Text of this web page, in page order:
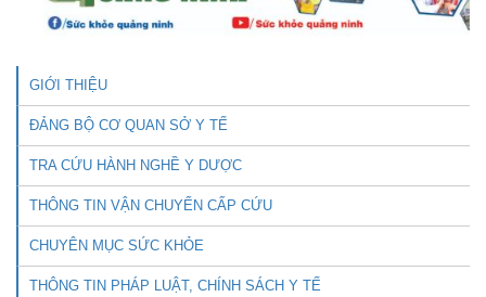
GIỚI THIỆU
ĐẢNG BỘ CƠ QUAN SỞ Y TẾ
TRA CỨU HÀNH NGHỀ Y DƯỢC
THÔNG TIN VẬN CHUYỂN CẤP CỨU
CHUYÊN MỤC SỨC KHỎE
THÔNG TIN PHÁP LUẬT, CHÍNH SÁCH Y TẾ